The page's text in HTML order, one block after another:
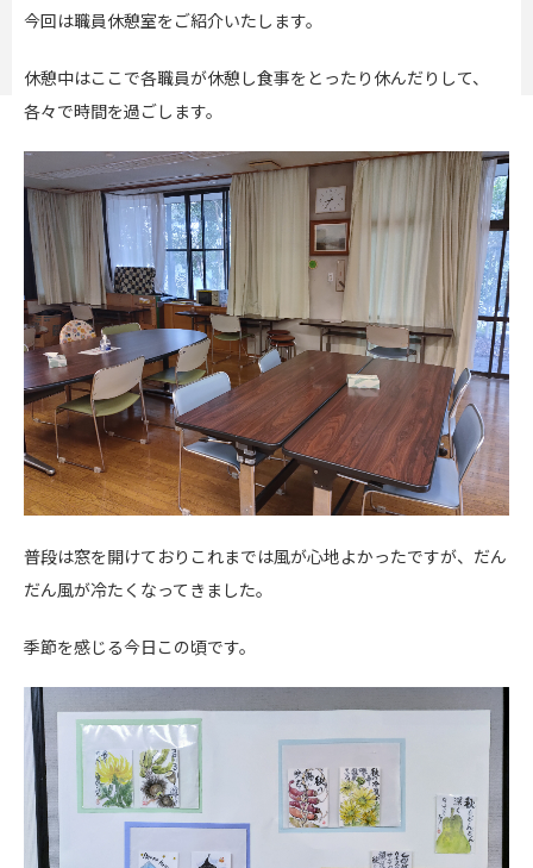
今回は職員休憩室をご紹介いたします。
休憩中はここで各職員が休憩し食事をとったり休んだりして、
各々で時間を過ごします。
普段は窓を開けておりこれまでは風が心地よかったですが、だん
だん風が冷たくなってきました。
季節を感じる今日この頃です。